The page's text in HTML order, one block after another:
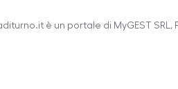
è un portale di MyGEST SRL,